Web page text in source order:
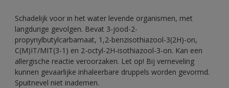
Schadelijk voor in het water levende organismen, met
langdurige gevolgen. Bevat 3-jood-2-
propynylbutylcarbamaat, 1,2-benzisothiazool-3(2H)-on,
C(M)IT/MIT(3-1) en 2-octyl-2H-isothiazool-3-on. Kan een
allergische reactie veroorzaken. Let op! Bij verneveling
kunnen gevaarlijke inhaleerbare druppels worden gevormd.
Spuitnevel niet inademen.